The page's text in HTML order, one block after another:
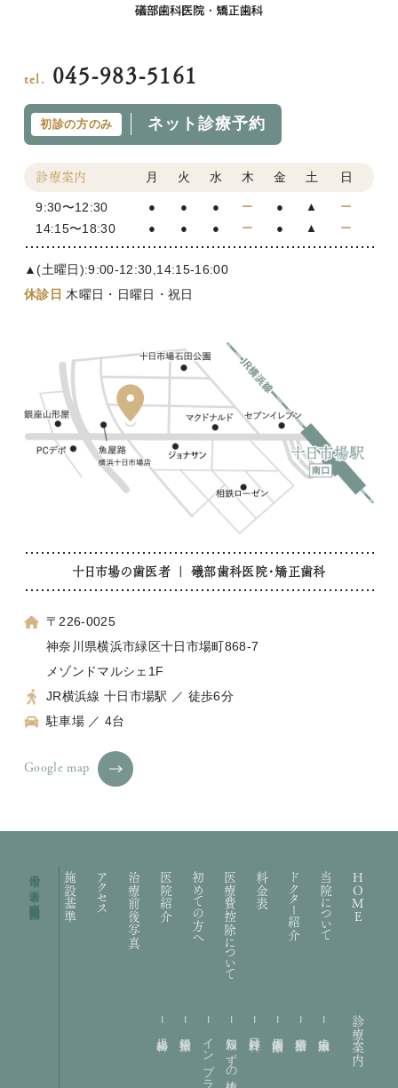
tel. 045-983-5161
初診の方のみ ネット診療予約
診療案内 月 火 水 木 金 土 日
9:30〜12:30 ● ● ● ー ● ▲ ー
14:15〜18:30 ● ● ● ー ● ▲ ー
▲(土曜日):9:00-12:30,14:15-16:00
休診日 木曜日・日曜日・祝日
十日市場の歯医者 ｜ 礒部歯科医院・矯正歯科
〒226-0025
神奈川県横浜市緑区十日市場町868-7
メゾンドマルシェ1F
JR横浜線 十日市場駅 ／ 徒歩6分
駐車場 ／ 4台
Google map
HOME
当院について
ドクター紹介
診療案内
親知らずの抜歯
料金表
医療費控除について
初めての方へ
医院紹介
治療前後写真
アクセス
施設基準
十日市場の歯医者｜礒部歯科医院・矯正歯科